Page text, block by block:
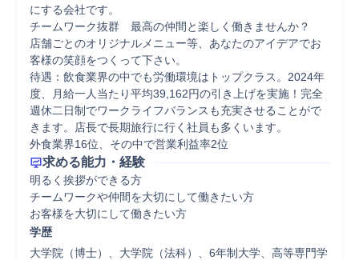
にする会社です。
チームワーク抜群　最高の仲間と楽しく働きませんか？
店舗ごとのオリジナルメニュー等、あなたのアイデアでお
客様の笑顔をつくって下さい。
待遇：飲食業界の中でも労働環境はトップクラス。2024年
度、月給一人当たり平均39,162円の引き上げを実施！完全
週休二日制でワークライフバランスも充実させることがで
きます。店長で長期旅行に行く社員も多くいます。
外食業界16位、その中で営業利益率2位
求める能力・経験
明るく挨拶ができる方
チームワークや仲間を大切にして働きたい方
お客様を大切にして働きたい方
学歴
大学院（博士）、大学院（法科）、6年制大学、高等専門学